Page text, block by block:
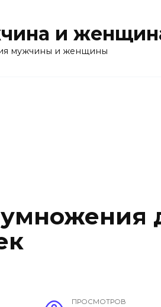
и
мужчины и женщины
ПРОСМОТРОВ